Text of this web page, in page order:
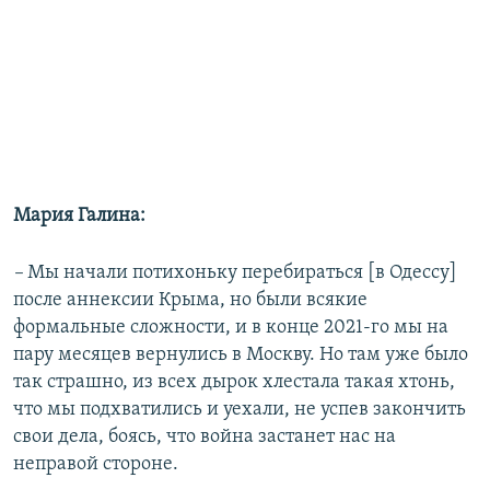
Мария Галина:
– Мы начали потихоньку перебираться [в Одессу]
после аннексии Крыма, но были всякие
формальные сложности, и в конце 2021-го мы на
пару месяцев вернулись в Москву. Но там уже было
так страшно, из всех дырок хлестала такая хтонь,
что мы подхватились и уехали, не успев закончить
свои дела, боясь, что война застанет нас на
неправой стороне.